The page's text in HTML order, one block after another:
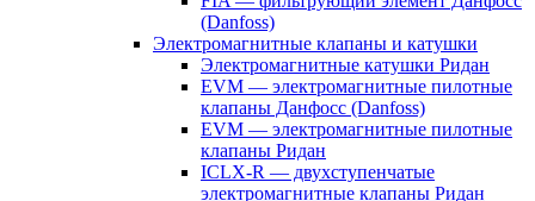
(Danfoss)
Электромагнитные клапаны и катушки
Электромагнитные катушки Ридан
EVM — электромагнитные пилотные
клапаны Данфосс (Danfoss)
EVM — электромагнитные пилотные
клапаны Ридан
ICLX-R — двухступенчатые
электромагнитные клапаны Ридан